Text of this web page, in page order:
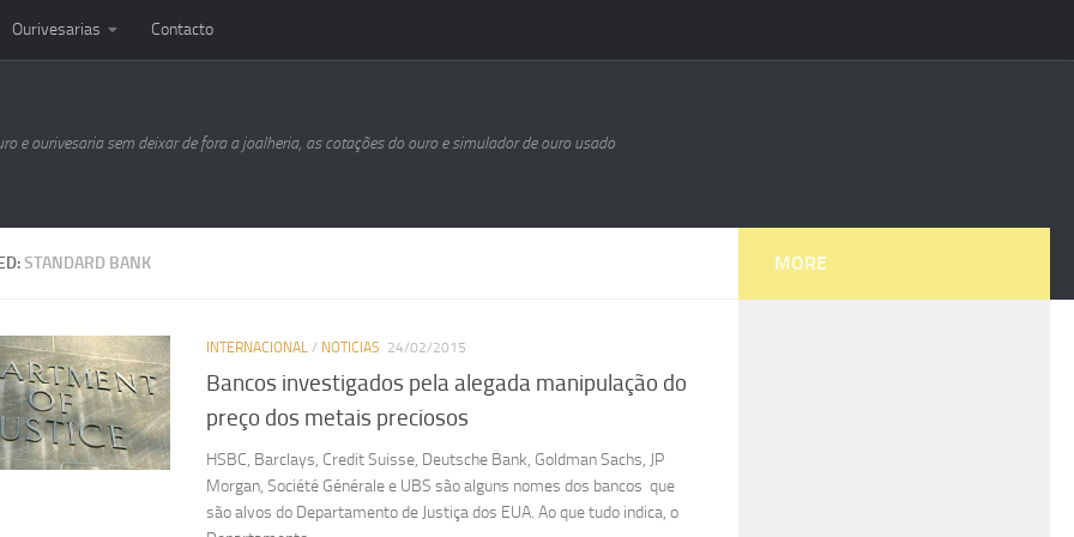
Ourivesarias Contacto
e ourivesaria sem deixar de fora a joalheria, as cotações do ouro e simulador de ouro usado
STANDARD BANK
INTERNACIONAL / NOTICIAS 24/02/2015
Bancos investigados pela alegada manipulação do
preço dos metais preciosos
HSBC, Barclays, Credit Suisse, Deutsche Bank, Goldman Sachs, JP
Morgan, Société Générale e UBS são alguns nomes dos bancos que
são alvos do Departamento de Justiça dos EUA. Ao que tudo indica, o
MORE